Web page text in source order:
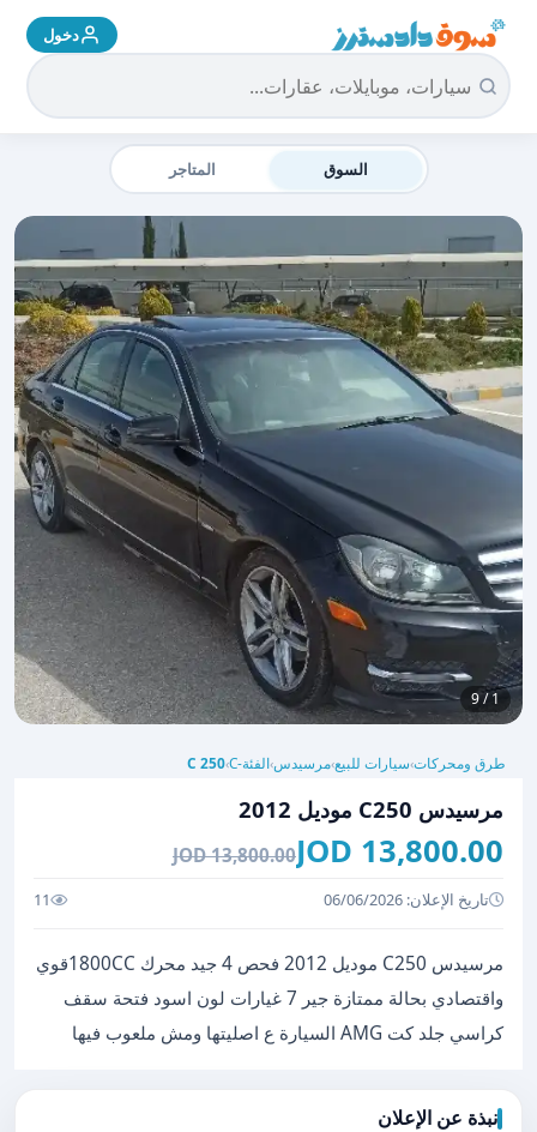
سوق دادسترز الرئيسية دخول
السوق المتاجر
1 / 9
طرق ومحركات›سيارات للبيع›مرسيدس›الفئة-C ›
C 250
مرسيدس C250 موديل 2012
13,800.00 JOD
13,800.00 JOD
تاريخ الإعلان: 06/06/2026 11
مرسيدس C250 موديل 2012 فحص 4 جيد محرك 1800CCقوي
واقتصادي بحالة ممتازة جير 7 غيارات لون اسود فتحة سقف
كراسي جلد كت AMG السيارة ع اصليتها ومش ملعوب فيها
نبذة عن الإعلان